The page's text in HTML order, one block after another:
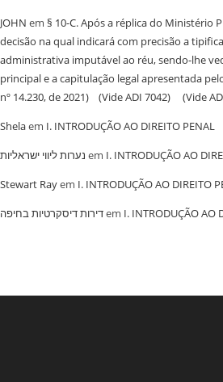
JOHN em § 10-C. Após a réplica do Ministério
decisão na qual indicará com precisão a
administrativa imputável ao réu, sendo-lhe
principal e a capitulação legal apresentada
nº 14.230, de 2021) (Vide ADI 7042) (Vide
Shelaem I. INTRODUÇÃO AO DIREITO PENAL
נערות ליווי ישראליות em I. INTRODUÇÃO AO
Stewart Rayem I. INTRODUÇÃO AO DIREITO
‏דירות דיסקרטיות בחיפהem I. INTRODUÇÃO AO